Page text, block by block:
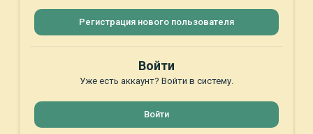
Регистрация нового пользователя
Войти
Уже есть аккаунт? Войти в систему.
Войти